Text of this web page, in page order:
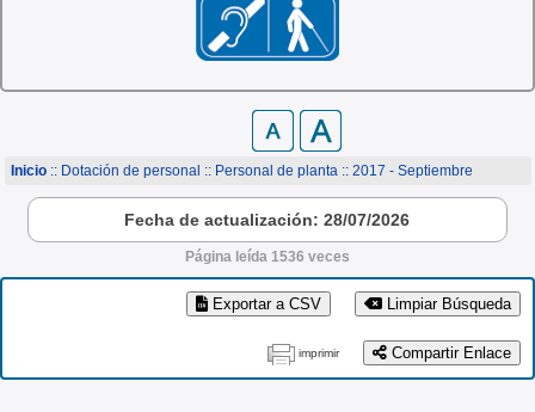
Inicio :: Dotación de personal :: Personal de planta :: 2017 - Septiembre
Fecha de actualización: 28/07/2026
Página leída 1536 veces
Limpiar Búsqueda
Exportar a CSV
Compartir Enlace
imprimir